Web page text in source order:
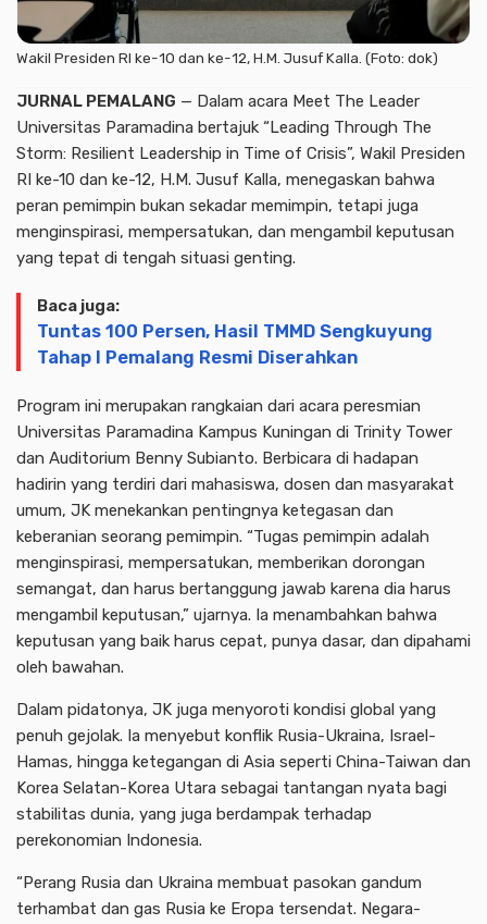
Wakil Presiden RI ke-10 dan ke-12, H.M. Jusuf Kalla. (Foto: dok)
JURNAL PEMALANG — Dalam acara Meet The Leader
Universitas Paramadina bertajuk “Leading Through The
Storm: Resilient Leadership in Time of Crisis”, Wakil Presiden
RI ke-10 dan ke-12, H.M. Jusuf Kalla, menegaskan bahwa
peran pemimpin bukan sekadar memimpin, tetapi juga
menginspirasi, mempersatukan, dan mengambil keputusan
yang tepat di tengah situasi genting.
Baca juga:
Tuntas 100 Persen, Hasil TMMD Sengkuyung
Tahap I Pemalang Resmi Diserahkan
Program ini merupakan rangkaian dari acara peresmian
Universitas Paramadina Kampus Kuningan di Trinity Tower
dan Auditorium Benny Subianto. Berbicara di hadapan
hadirin yang terdiri dari mahasiswa, dosen dan masyarakat
umum, JK menekankan pentingnya ketegasan dan
keberanian seorang pemimpin. “Tugas pemimpin adalah
menginspirasi, mempersatukan, memberikan dorongan
semangat, dan harus bertanggung jawab karena dia harus
mengambil keputusan,” ujarnya. Ia menambahkan bahwa
keputusan yang baik harus cepat, punya dasar, dan dipahami
oleh bawahan.
Dalam pidatonya, JK juga menyoroti kondisi global yang
penuh gejolak. Ia menyebut konflik Rusia-Ukraina, Israel-
Hamas, hingga ketegangan di Asia seperti China-Taiwan dan
Korea Selatan-Korea Utara sebagai tantangan nyata bagi
stabilitas dunia, yang juga berdampak terhadap
perekonomian Indonesia.
“Perang Rusia dan Ukraina membuat pasokan gandum
terhambat dan gas Rusia ke Eropa tersendat. Negara-